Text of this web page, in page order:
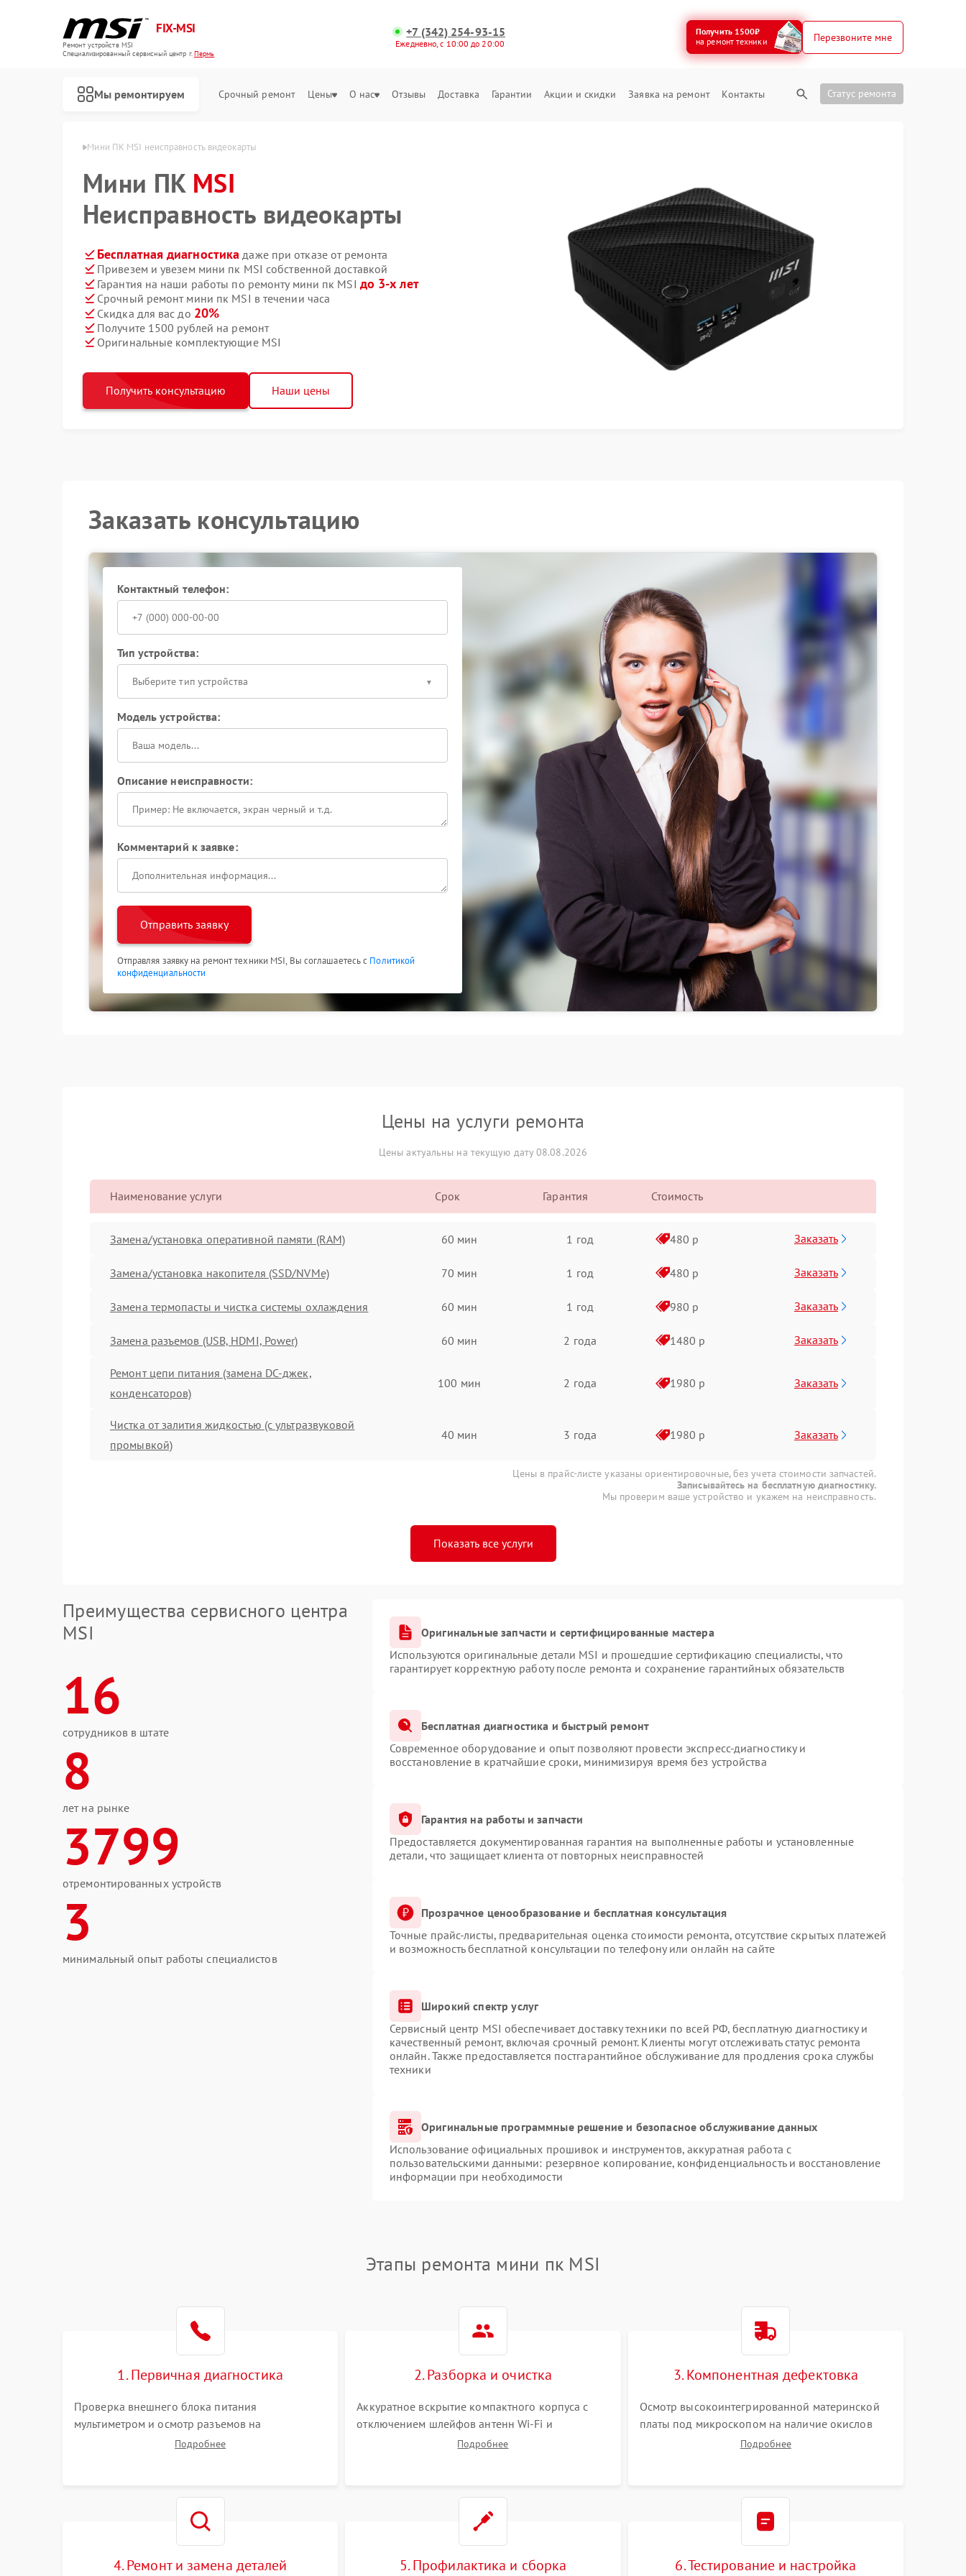
FIX-MSI
Ремонт устройств MSI
Специализированный cервисный центр г.Пермь
+7 (342) 254-93-15
Ежедневно, с 10:00 до 20:00
Получить 1500₽
на ремонт техники
Перезвоните мне
Мы ремонтируем Срочный ремонт Цены О нас Отзывы Доставка Гарантии Акции и скидки Заявка на ремонт Контакты Статус ремонта
пк MSI в Перми Мини ПК MSI неисправность видеокарты
Мини ПК MSI
Неисправность видеокарты
Бесплатная диагностика даже при отказе от ремонта
Привезем и увезем мини пк MSI собственной доставкой
Гарантия на наши работы по ремонту мини пк MSI до 3-х лет
Срочный ремонт мини пк MSI в течении часа
Скидка для вас до 20%
Получите 1500 рублей на ремонт
Оригинальные комплектующие MSI
Получить консультацию Наши цены
Заказать консультацию
Контактный телефон:
Тип устройства:
Выберите тип устройства
Модель устройства:
Описание неисправности:
Комментарий к заявке:
Отправить заявку
Отправляя заявку на ремонт техники MSI, Вы соглашаетесь с Политикой
конфиденциальности
Цены на услуги ремонта
Цены актуальны на текущую дату 08.08.2026
Наименование услуги Срок Гарантия Стоимость
Замена/установка оперативной памяти (RAM) 60 мин 1 год 480 р Заказать
Замена/установка накопителя (SSD/NVMe) 70 мин 1 год 480 р Заказать
Замена термопасты и чистка системы охлаждения 60 мин 1 год 980 р Заказать
Замена разъемов (USB, HDMI, Power) 60 мин 2 года 1480 р Заказать
Ремонт цепи питания (замена DC-джек,
конденсаторов)
100 мин 2 года 1980 р Заказать
Чистка от залития жидкостью (с ультразвуковой
промывкой)
40 мин 3 года 1980 р Заказать
Цены в прайс-листе указаны ориентировочные, без учета стоимости запчастей.
Записывайтесь на бесплатную диагностику.
Мы проверим ваше устройство и укажем на неисправность.
Показать все услуги
Преимущества сервисного центра
MSI
16
сотрудников в штате
8
лет на рынке
3799
отремонтированных устройств
3
минимальный опыт работы специалистов
Оригинальные запчасти и сертифицированные мастера
Используются оригинальные детали MSI и прошедшие сертификацию специалисты, что
гарантирует корректную работу после ремонта и сохранение гарантийных обязательств
Бесплатная диагностика и быстрый ремонт
Современное оборудование и опыт позволяют провести экспресс-диагностику и
восстановление в кратчайшие сроки, минимизируя время без устройства
Гарантия на работы и запчасти
Предоставляется документированная гарантия на выполненные работы и установленные
детали, что защищает клиента от повторных неисправностей
Прозрачное ценообразование и бесплатная консультация
Точные прайс-листы, предварительная оценка стоимости ремонта, отсутствие скрытых платежей
и возможность бесплатной консультации по телефону или онлайн на сайте
Широкий спектр услуг
Сервисный центр MSI обеспечивает доставку техники по всей РФ, бесплатную диагностику и
качественный ремонт, включая срочный ремонт. Клиенты могут отслеживать статус ремонта
онлайн. Также предоставляется постгарантийное обслуживание для продления срока службы
техники
Оригинальные программные решение и безопасное обслуживание данных
Использование официальных прошивок и инструментов, аккуратная работа с
пользовательскими данными: резервное копирование, конфиденциальность и восстановление
информации при необходимости
Этапы ремонта мини пк MSI
1. Первичная диагностика
Проверка внешнего блока питания
мультиметром и осмотр разъемов на
повреждения. Оценка реакции на кнопку
Подробнее
2. Разборка и очистка
Аккуратное вскрытие компактного корпуса с
отключением шлейфов антенн Wi-Fi и
периферии. Демонтаж плотной системы
Подробнее
3. Компонентная дефектовка
Осмотр высокоинтегрированной материнской
платы под микроскопом на наличие окислов
или прогаров. Проверка цепей питания.
Подробнее
4. Ремонт и замена деталей 5. Профилактика и сборка 6. Тестирование и настройка